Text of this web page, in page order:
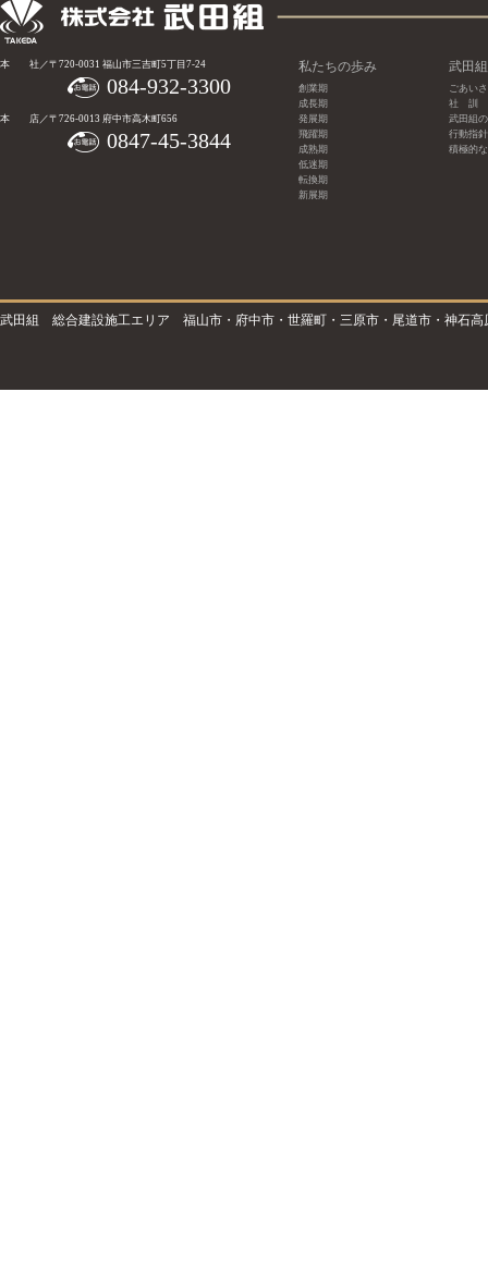
本 社／〒720-0031 福山市三吉町5丁目7-24
084-932-3300
本 店／〒726-0013 府中市高木町656
0847-45-3844
私たちの歩み
創業期
成長期
発展期
飛躍期
成熟期
低迷期
転換期
新展期
武田
ごあい
社 訓
武田組
行動指針
積極的
武田組 総合建設施工エリア 福山市・府中市・世羅町・三原市・尾道市・神石高